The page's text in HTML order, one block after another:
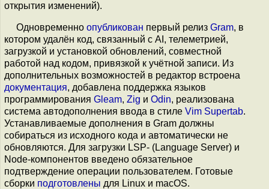
открытия изменений).
Одновременно опубликован первый релиз Gram, в
котором удалён код, связанный с AI, телеметрией,
загрузкой и установкой обновлений, совместной
работой над кодом, привязкой к учётной записи. Из
дополнительных возможностей в редактор встроена
документация, добавлена поддержка языков
программирования Gleam, Zig и Odin, реализована
система автодополнения ввода в стиле Vim Supertab.
Устанавливаемые дополнения в Gram должны
собираться из исходного кода и автоматически не
обновляются. Для загрузки LSP- (Language Server) и
Node-компонентов введено обязательное
подтверждение операции пользователем. Готовые
сборки подготовлены для Linux и macOS.